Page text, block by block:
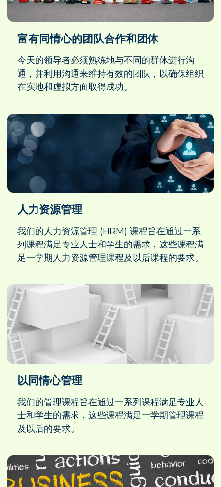
富有同情心的团队合作和团体
今天的领导者必须熟练地与不同的群体进行沟
通，并利用沟通来维持有效的团队，以确保组织
在实地和虚拟方面取得成功。
人力资源管理
我们的人力资源管理 (HRM) 课程旨在通过一系
列课程满足专业人士和学生的需求，这些课程满
足一学期人力资源管理课程及以后课程的要求。
以同情心管理
我们的管理课程旨在通过一系列课程满足专业人
士和学生的需求，这些课程满足一学期管理课程
及以后的要求。